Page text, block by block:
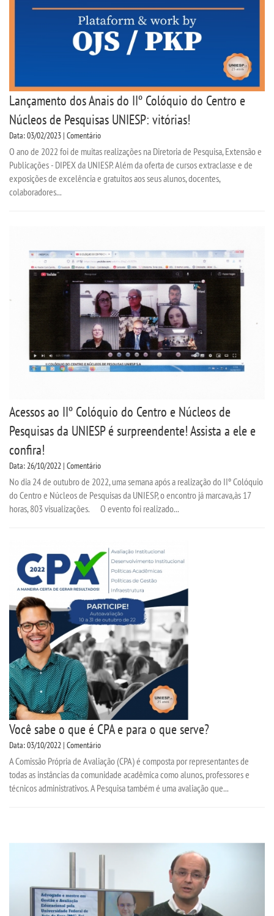
Lançamento dos Anais do IIº Colóquio do Centro e
Núcleos de Pesquisas UNIESP: vitórias!
Data: 03/02/2023 | Comentário
O ano de 2022 foi de muitas realizações na Diretoria de Pesquisa, Extensão e
Publicações - DIPEX da UNIESP. Além da oferta de cursos extraclasse e de
exposições de excelência e gratuitos aos seus alunos, docentes,
colaboradores...
Acessos ao IIº Colóquio do Centro e Núcleos de
Pesquisas da UNIESP é surpreendente! Assista a ele e
confira!
Data: 26/10/2022 | Comentário
No dia 24 de outubro de 2022, uma semana após a realização do IIº Colóquio
do Centro e Núcleos de Pesquisas da UNIESP, o encontro já marcava,às 17
horas, 803 visualizações. O evento foi realizado...
Você sabe o que é CPA e para o que serve?
Data: 03/10/2022 | Comentário
A Comissão Própria de Avaliação (CPA) é composta por representantes de
todas as instâncias da comunidade acadêmica como alunos, professores e
técnicos administrativos. A Pesquisa também é uma avaliação que...